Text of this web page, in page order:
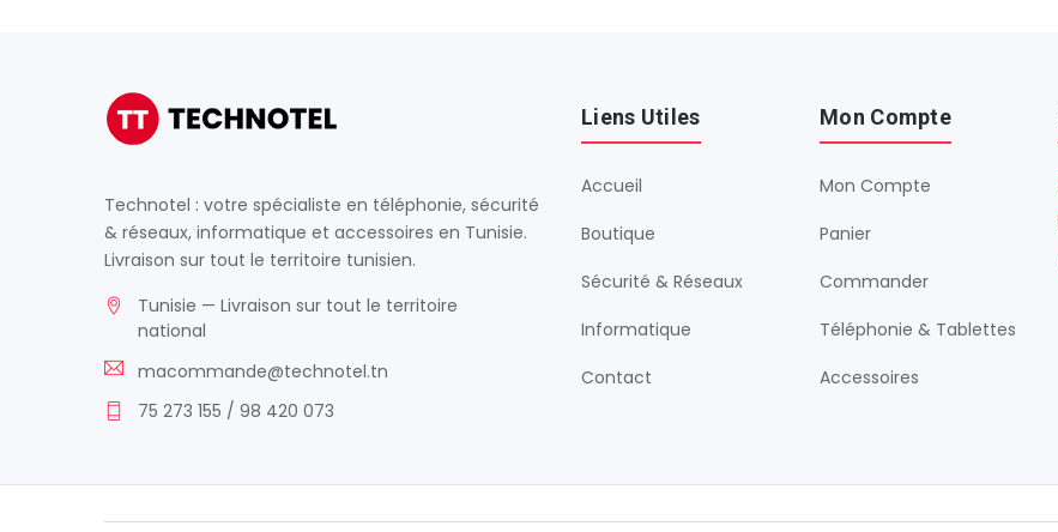
Technotel : votre spécialiste en téléphonie, sécurité
& réseaux, informatique et accessoires en Tunisie.
Livraison sur tout le territoire tunisien.
Tunisie — Livraison sur tout le territoire
national
macommande@technotel.tn
75 273 155 / 98 420 073
Liens Utiles
Accueil
Boutique
Sécurité & Réseaux
Informatique
Contact
Mon Compte
Mon Compte
Panier
Commander
Téléphonie & Tablettes
Accessoires